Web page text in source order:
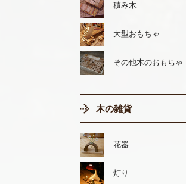
積み木
大型おもちゃ
その他木のおもちゃ
木の雑貨
花器
灯り